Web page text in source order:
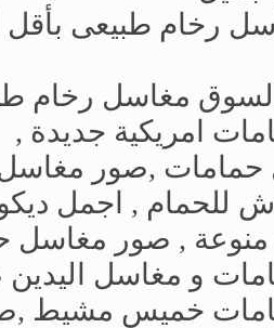
رخام طبيعى بأقل
مغاسل رخام
امريكية جديدة ,
حمامات ,صور
للحمام , اجمل
, صور مغاسل
و مغاسل
خميس مشيط